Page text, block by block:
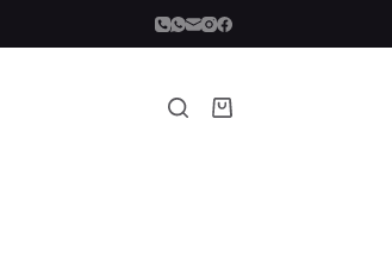
Carro